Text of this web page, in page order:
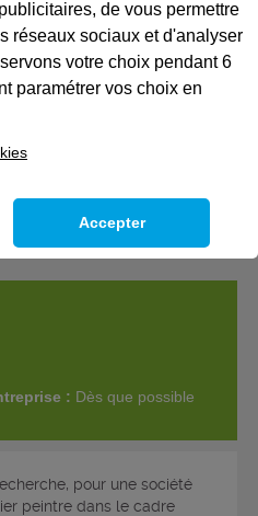
: Dès que possible
pour une société
peintre dans le cadre
de vous permettre
réseaux sociaux et d'analyser
votre choix pendant 6
paramétrer vos choix en
Accepter